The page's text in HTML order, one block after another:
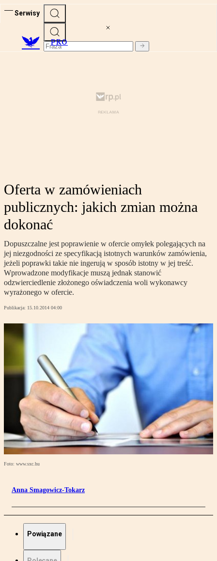
Serwisy
PRO
Oferta w zamówieniach
publicznych: jakich zmian można
dokonać
Dopuszczalne jest poprawienie w ofercie omyłek polegających na
jej niezgodności ze specyfikacją istotnych warunków zamówienia,
jeżeli poprawki takie nie ingerują w sposób istotny w jej treść.
Wprowadzone modyfikacje muszą jednak stanowić
odzwierciedlenie złożonego oświadczenia woli wykonawcy
wyrażonego w ofercie.
Publikacja: 15.10.2014 04:00
Foto: www.sxc.hu
Anna Smagowicz-Tokarz
Powiązane